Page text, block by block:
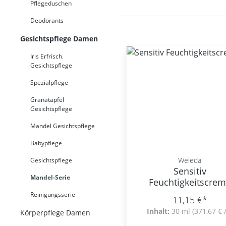
Pflegeduschen
Deodorants
Gesichtspflege Damen
Iris Erfrisch.
Gesichtspflege
Spezialpflege
Granatapfel
Gesichtspflege
Mandel Gesichtspflege
Babypflege
Gesichtspflege
Mandel-Serie
Reinigungsserie
Körperpflege Damen
Weleda
Sensitiv
11,15 €*
Inhalt: 30 ml(371,67 €